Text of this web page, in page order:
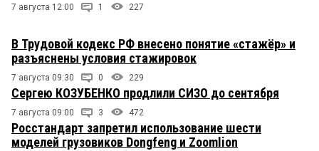
7 августа 12:00 1 227
В Трудовой кодекс РФ внесено понятие «стажёр» и
разъяснены условия стажировок
7 августа 09:30 0 229
Сергею КОЗУБЕНКО продлили СИЗО до сентября
7 августа 09:00 3 472
Росстандарт запретил использование шести
моделей грузовиков Dongfeng и Zoomlion